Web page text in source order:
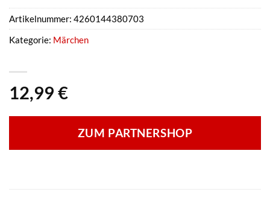
12,99 €
ZUM PARTNERSHOP
Artikelnummer: 4260144380703
Kategorie: Märchen